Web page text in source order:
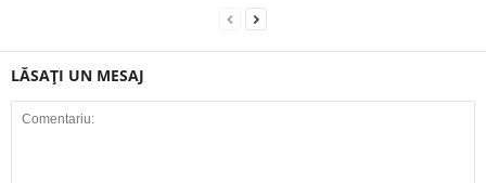
LĂSAȚI UN MESAJ